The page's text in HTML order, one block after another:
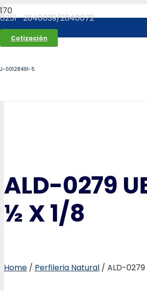
0251- 2640039/2640072
Cotización
J-00128491-5
ALD-0279
½ X 1/8
Home / Perfileria Natural / ALD-0279